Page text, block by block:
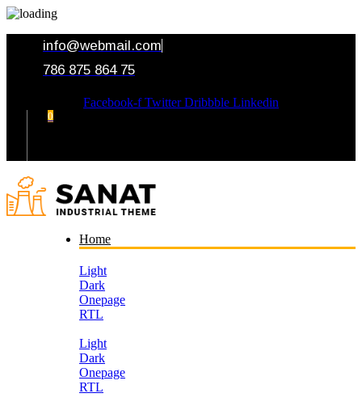
info@webmail.com
786 875 864 75
Facebook-f Twitter Dribbble Linkedin
0
Home
Light
Dark
Onepage
RTL
Light
Dark
Onepage
RTL